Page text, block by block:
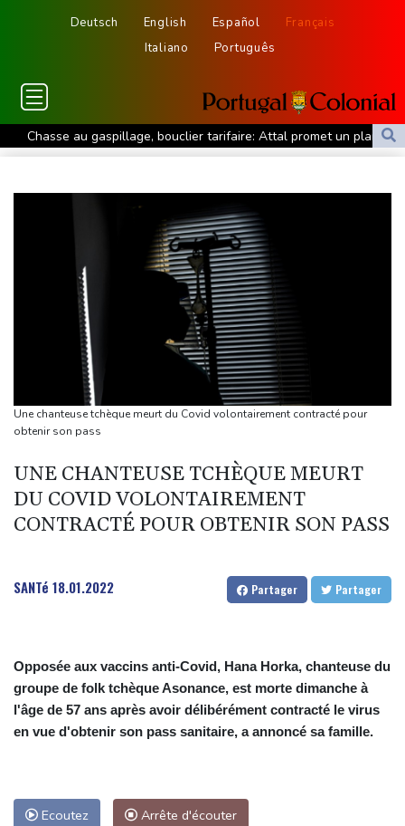
Deutsch English Español
Français
Italiano
Português
Chasse au gaspillage, bouclier tarifaire: Attal promet un plan
"massif" sur l'eau s'il est élu
Lionel Messi fait ses adieux à son père, figure tutélaire de son
Sur un lac varois, les gendarmes aux aguets contre le feu
Test de dépistage de drogue pour un pilote d'Air India après un
sérieux incident en vol
Thaïlande : éleves et professeurs pleurent une fillette tuée dans
la fusillade
Mexique : après des années d'accalmie, la violence se rappelle
aux habitants du Zacatecas
Une épave romaine chargée de centaines d'amphores
découverte au large de la Sicile
Euro de natation: Léon Marchand à la fois "déçu" et "soulagé"
"toutes" ses conditions
Une chanteuse tchèque meurt du Covid volontairement contracté pour
obtenir son pass
UNE CHANTEUSE TCHÈQUE MEURT
DU COVID VOLONTAIREMENT
CONTRACTÉ POUR OBTENIR SON PASS
SANTé 18.01.2022 Partager Partager
Opposée aux vaccins anti-Covid, Hana Horka, chanteuse du
groupe de folk tchèque Asonance, est morte dimanche à
l'âge de 57 ans après avoir délibérément contracté le virus
en vue d'obtenir son pass sanitaire, a annoncé sa famille.
Ecoutez Arrête d'écouter